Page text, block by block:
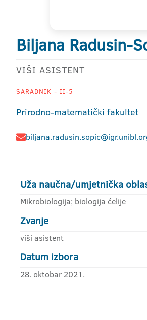
Biljana Radusin-
VIŠI ASISTENT
SARADNIK - II-5
Prirodno-matematički fakultet
Uža naučna/umjetnička
Mikrobiologija; biologija ćelije
Zvanje
viši asistent
Datum izbora
28. oktobar 2021.